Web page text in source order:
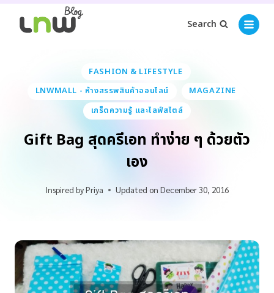
Search
FASHION & LIFESTYLE
LNWMALL - ห้างสรรพสินค้าออนไลน์
MAGAZINE
เกร็ดความรู้ และไลฟ์สไตล์
Gift Bag สุดครีเอท ทำง่าย ๆ ด้วยตัว
เอง
Inspired byPriya Updated on December 30, 2016